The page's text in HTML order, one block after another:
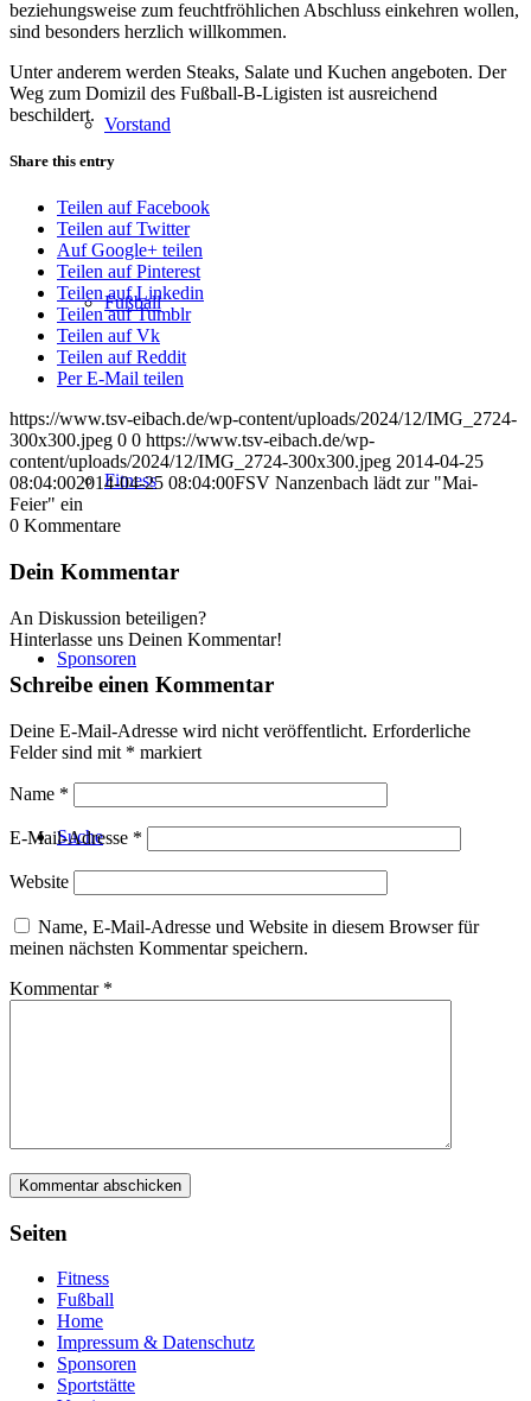
Vorstand
Fußball
Fitness
Sponsoren
Suche
beziehungsweise zum feuchtfröhlichen Abschluss einkehren wollen,
sind besonders herzlich willkommen.
Unter anderem werden Steaks, Salate und Kuchen angeboten. Der
Weg zum Domizil des Fußball-B-Ligisten ist ausreichend
beschildert.
Share this entry
Teilen auf Facebook
Teilen auf Twitter
Auf Google+ teilen
Teilen auf Pinterest
Teilen auf Linkedin
Teilen auf Tumblr
Teilen auf Vk
Teilen auf Reddit
Per E-Mail teilen
https://www.tsv-eibach.de/wp-content/uploads/2024/12/IMG_2724-
300x300.jpeg 0 0 https://www.tsv-eibach.de/wp-
content/uploads/2024/12/IMG_2724-300x300.jpeg 2014-04-25
08:04:002014-04-25 08:04:00FSV Nanzenbach lädt zur "Mai-
Feier" ein
0 Kommentare
Dein Kommentar
An Diskussion beteiligen?
Hinterlasse uns Deinen Kommentar!
Schreibe einen Kommentar
Deine E-Mail-Adresse wird nicht veröffentlicht. Erforderliche
Felder sind mit * markiert
Name *
E-Mail-Adresse *
Website
Name, E-Mail-Adresse und Website in diesem Browser für
meinen nächsten Kommentar speichern.
Kommentar *
Seiten
Fitness
Fußball
Home
Impressum & Datenschutz
Sponsoren
Sportstätte